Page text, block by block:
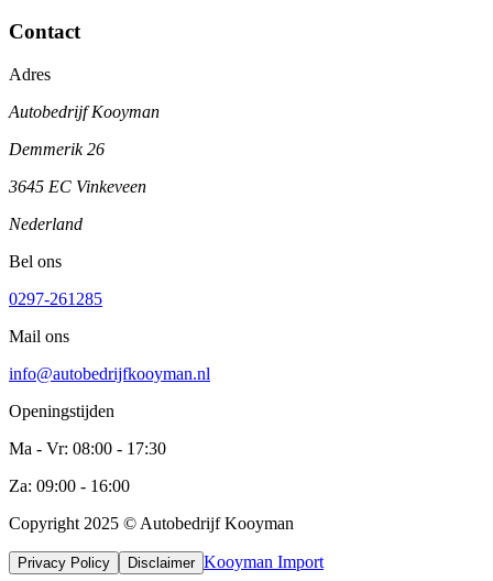
Contact
Adres
Autobedrijf Kooyman
Demmerik 26
3645 EC Vinkeveen
Nederland
Bel ons
0297-261285
Mail ons
info@autobedrijfkooyman.nl
Openingstijden
Ma - Vr: 08:00 - 17:30
Za: 09:00 - 16:00
Copyright 2025 © Autobedrijf Kooyman
Privacy Policy Disclaimer Kooyman Import